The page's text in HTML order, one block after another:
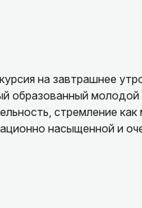
на завтрашнее
образованный
стремление
насыщенной и